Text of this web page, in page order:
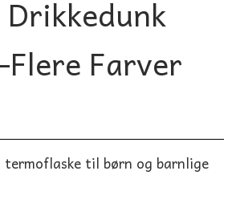
Farver
termoflaske til børn og barnlige